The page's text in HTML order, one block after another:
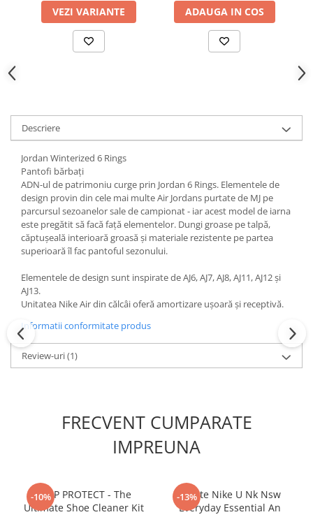
VEZI VARIANTE ADAUGA IN COS
Descriere
Jordan Winterized 6 Rings
Pantofi bărbați
ADN-ul de patrimoniu curge prin Jordan 6 Rings. Elementele de
design provin din cele mai multe Air Jordans purtate de MJ pe
parcursul sezoanelor sale de campionat - iar acest model de iarna
este pregătit să facă față elementelor. Dungi groase pe talpă,
căptușeală interioară groasă și materiale rezistente pe partea
superioară îl fac pantoful sezonului.
Elementele de design sunt inspirate de AJ6, AJ7, AJ8, AJ11, AJ12 și
AJ13.
Unitatea Nike Air din călcâi oferă amortizare ușoară și receptivă.
Informatii conformitate produs
Review-uri(1)
FRECVENT CUMPARATE
IMPREUNA
-10%
CREP PROTECT - The
Ultimate Shoe Cleaner Kit
-13%
Sosete Nike U Nk Nsw
Everyday Essential An